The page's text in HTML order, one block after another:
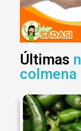
Últimas
colmena